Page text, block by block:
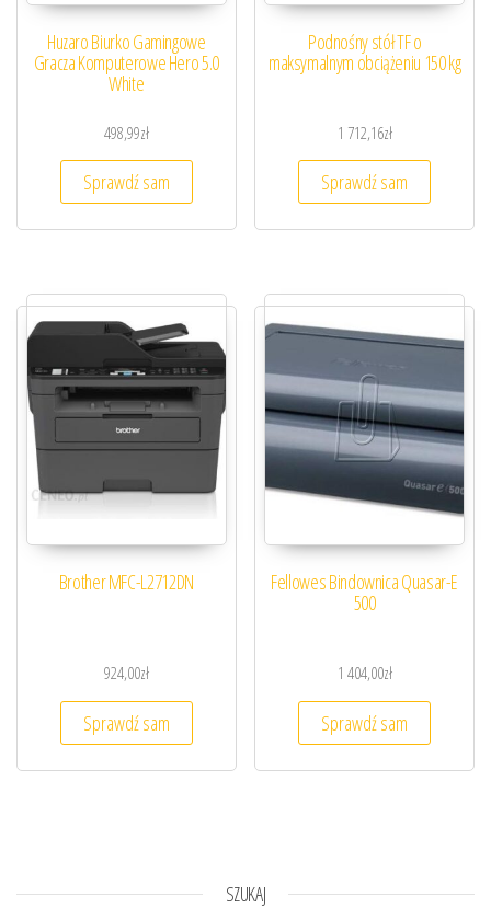
Huzaro Biurko Gamingowe
Gracza Komputerowe Hero 5.0
White
498,99zł
Sprawdź sam
Podnośny stół TF o
maksymalnym obciążeniu 150 kg
1 712,16zł
Sprawdź sam
Brother MFC-L2712DN
924,00zł
Sprawdź sam
Fellowes Bindownica Quasar-E
500
1 404,00zł
Sprawdź sam
SZUKAJ